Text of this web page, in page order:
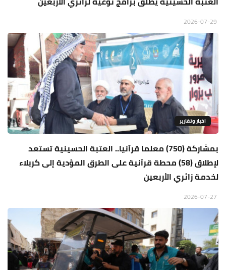
اخبار وتقارير
بمشاركة (750) معلما قرآنيا.. العتبة الحسينية تستعد
لإطلاق (58) محطة قرآنية على الطرق المؤدية إلى كربلاء
لخدمة زائري الأربعين